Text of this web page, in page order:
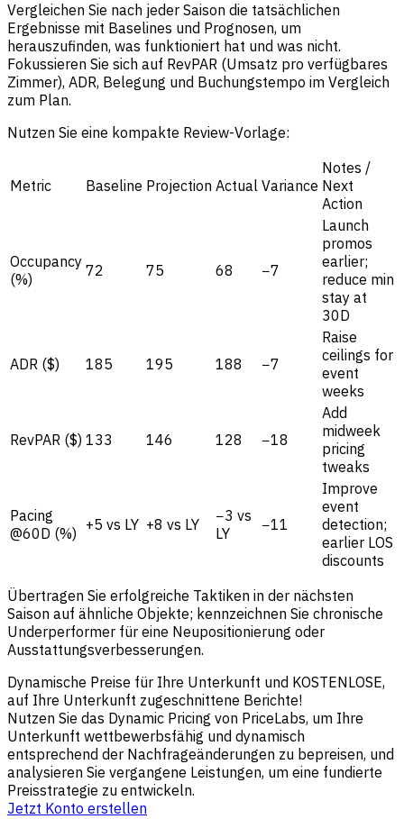
Vergleichen Sie nach jeder Saison die tatsächlichen
Ergebnisse mit Baselines und Prognosen, um
herauszufinden, was funktioniert hat und was nicht.
Fokussieren Sie sich auf RevPAR (Umsatz pro verfügbares
Zimmer), ADR, Belegung und Buchungstempo im Vergleich
zum Plan.
Nutzen Sie eine kompakte Review-Vorlage:
Metric Baseline Projection Actual Variance
Notes /
Next
Action
Occupancy
(%)
72 75 68 −7
Launch
promos
earlier;
reduce min
stay at
30D
ADR ($) 185 195 188 −7
Raise
ceilings for
event
weeks
RevPAR ($) 133 146 128 −18
Add
midweek
pricing
tweaks
Pacing
@60D (%) +5 vs LY +8 vs LY
−3 vs
LY
−11
Improve
event
detection;
earlier LOS
discounts
Übertragen Sie erfolgreiche Taktiken in der nächsten
Saison auf ähnliche Objekte; kennzeichnen Sie chronische
Underperformer für eine Neupositionierung oder
Ausstattungsverbesserungen.
Dynamische Preise für Ihre Unterkunft und KOSTENLOSE,
auf Ihre Unterkunft zugeschnittene Berichte!
Nutzen Sie das Dynamic Pricing von PriceLabs, um Ihre
Unterkunft wettbewerbsfähig und dynamisch
entsprechend der Nachfrageänderungen zu bepreisen, und
analysieren Sie vergangene Leistungen, um eine fundierte
Preisstrategie zu entwickeln.
Jetzt Konto erstellen